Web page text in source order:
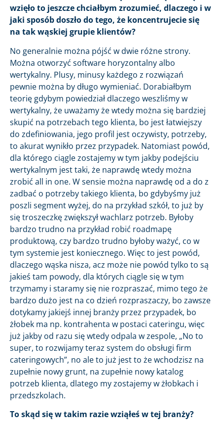
wzięło to jeszcze chciałbym zrozumieć, dlaczego i w
jaki sposób doszło do tego, że koncentrujecie się
na tak wąskiej grupie klientów?
No generalnie można pójść w dwie różne strony.
Można otworzyć software horyzontalny albo
wertykalny. Plusy, minusy każdego z rozwiązań
pewnie można by długo wymieniać. Dorabiałbym
teorię gdybym powiedział dlaczego weszliśmy w
wertykalny, że uważamy że wtedy można się bardziej
skupić na potrzebach tego klienta, bo jest łatwiejszy
do zdefiniowania, jego profil jest oczywisty, potrzeby,
to akurat wynikło przez przypadek. Natomiast powód,
dla którego ciągle zostajemy w tym jakby podejściu
wertykalnym jest taki, że naprawdę wtedy można
zrobić all in one. W sensie można naprawdę od a do z
zadbać o potrzeby takiego klienta, bo gdybyśmy już
poszli segment wyżej, do na przykład szkół, to już by
się troszeczkę zwiększył wachlarz potrzeb. Byłoby
bardzo trudno na przykład robić roadmapę
produktową, czy bardzo trudno byłoby ważyć, co w
tym systemie jest koniecznego. Więc to jest powód,
dlaczego wąska nisza, acz może nie powód tylko to są
jakieś tam powody, dla których ciągle się w tym
trzymamy i staramy się nie rozpraszać, mimo tego że
bardzo dużo jest na co dzień rozpraszaczy, bo zawsze
dotykamy jakiejś innej branży przez przypadek, bo
żłobek ma np. kontrahenta w postaci cateringu, więc
już jakby od razu się wtedy odpala w zespole, „No to
super, to rozwijamy teraz system do obsługi firm
cateringowych”, no ale to już jest to że wchodzisz na
zupełnie nowy grunt, na zupełnie nowy katalog
potrzeb klienta, dlatego my zostajemy w żłobkach i
przedszkolach.
To skąd się w takim razie wziąłeś w tej branży?